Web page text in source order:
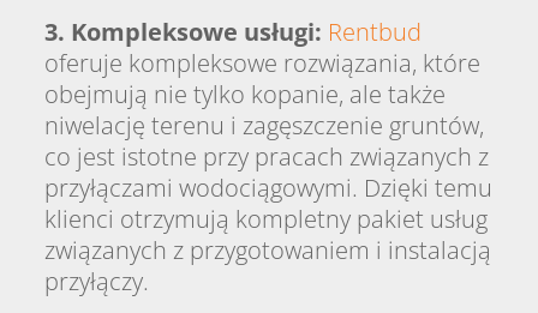
3. Kompleksowe usługi: Rentbud
oferuje kompleksowe rozwiązania, które
obejmują nie tylko kopanie, ale także
niwelację terenu i zagęszczenie gruntów,
co jest istotne przy pracach związanych z
przyłączami wodociągowymi. Dzięki temu
klienci otrzymują kompletny pakiet usług
związanych z przygotowaniem i instalacją
przyłączy.